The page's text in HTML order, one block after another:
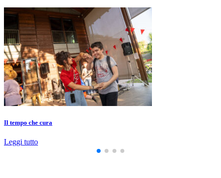
Il tempo che cura
Leggi tutto